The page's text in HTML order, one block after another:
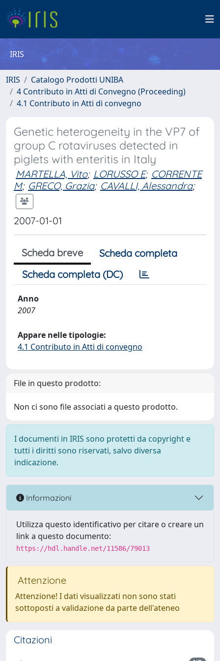
IRIS
IRIS
Catalogo Prodotti UNIBA
4 Contributo in Atti di Convegno (Proceeding)
4.1 Contributo in Atti di convegno
Genetic heterogeneity in the VP7 of
group C rotaviruses detected in
piglets with enteritis in Italy
MARTELLA, Vito; LORUSSO E; CORRENTE
M; GRECO, Grazia; CAVALLI, Alessandra;
2007-01-01
Scheda breve
Scheda completa
Scheda completa (DC)
Anno
2007
Appare nelle tipologie:
4.1 Contributo in Atti di convegno
File in questo prodotto:
Non ci sono file associati a questo prodotto.
I documenti in IRIS sono protetti da copyright e
tutti i diritti sono riservati, salvo diversa
indicazione.
Informazioni
Utilizza questo identificativo per citare o creare un
link a questo documento:
https://hdl.handle.net/11586/79013
Attenzione
Attenzione! I dati visualizzati non sono stati
sottoposti a validazione da parte dell'ateneo
Citazioni